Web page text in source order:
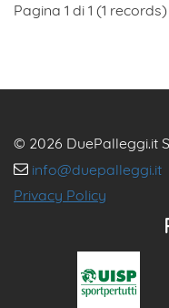
Pagina 1 di 1 (1 records)
© 2026 DuePalleggi.it
info@duepalleggi.it
Privacy Policy